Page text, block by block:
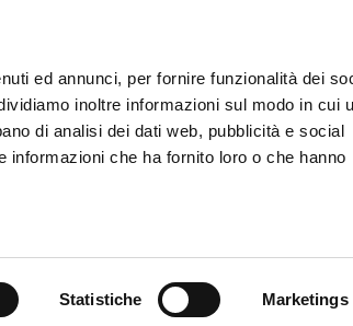
ed annunci, per fornire funzionalità dei
inoltre informazioni sul modo in cui
di analisi dei dati web, pubblicità e social
informazioni che ha fornito loro o che hanno
Statistiche Marketings
- Brain Station
Podcast - Gente di Marte
Replay